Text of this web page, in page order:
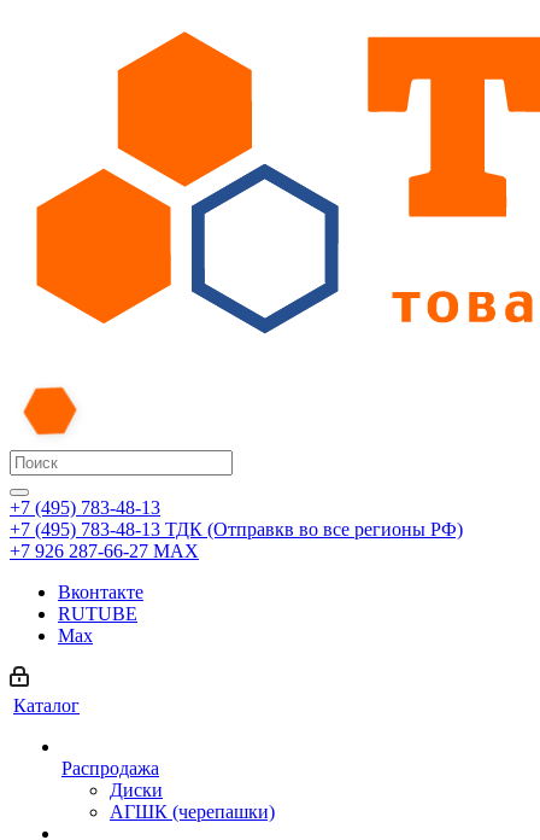
+7 (495) 783-48-13
+7 (495) 783-48-13 ТДК (Отправкв во все регионы РФ)
+7 926 287-66-27 МАХ
Вконтакте
RUTUBE
Max
Каталог
Распродажа
Диски
АГШК (черепашки)